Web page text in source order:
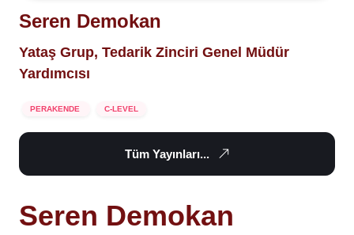
Seren Demokan
Yataş Grup, Tedarik Zinciri Genel Müdür
Yardımcısı
PERAKENDE C-LEVEL
Tüm Yayınları...
Seren Demokan